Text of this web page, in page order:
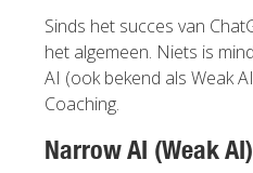
Sinds het succes van
het algemeen. Niets is
AI (ook bekend als Weak
Coaching.
Narrow AI (Weak AI)